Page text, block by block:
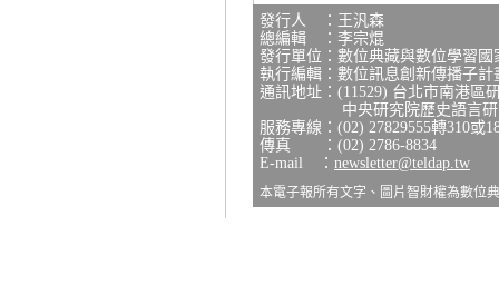
發行人 ：王汎森
總編輯 ：李宗焜
發行單位：數位典藏與數位學習
執行編輯：數位訊息創新傳播子計
通訊地址：(11529) 台北市南港區
中央研究院歷史語言研究
服務專線：(02) 27829555轉310或
傳真 ：(02) 2786-8834
E-mail ： newsletter@teldap.tw
本電子報所有文字、圖片智財權為數位